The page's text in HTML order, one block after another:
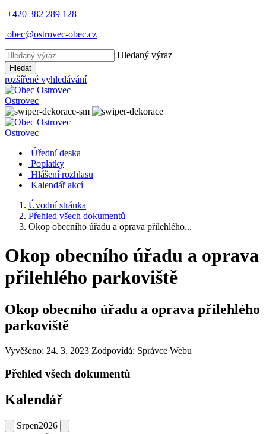
+420 382 289 128
obec@ostrovec-obec.cz
Hledaný výraz
Hledat
rozšířené vyhledávání
Ostrovec
Ostrovec
Úřední deska
Poplatky
Hlášení rozhlasu
Kalendář akcí
Úvodní stránka
Přehled všech dokumentů
Okop obecního úřadu a oprava přilehlého...
Okop obecního úřadu a oprava
přilehlého parkoviště
Okop obecního úřadu a oprava přilehlého
parkoviště
Vyvěšeno: 24. 3. 2023 Zodpovídá: Správce Webu
Přehled všech dokumentů
Kalendář
Srpen2026